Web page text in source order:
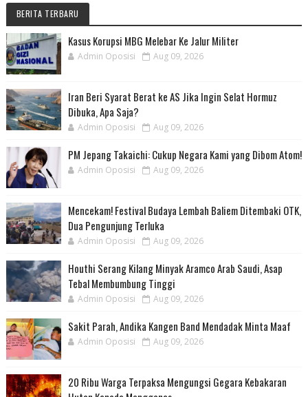
BERITA TERBARU
Kasus Korupsi MBG Melebar Ke Jalur Militer
Admin Oposisi Aug 09, 2026
Iran Beri Syarat Berat ke AS Jika Ingin Selat Hormuz
Dibuka, Apa Saja?
Admin Oposisi Aug 09, 2026
PM Jepang Takaichi: Cukup Negara Kami yang Dibom Atom!
Admin Oposisi Aug 09, 2026
Mencekam! Festival Budaya Lembah Baliem Ditembaki OTK,
Dua Pengunjung Terluka
Admin Oposisi Aug 09, 2026
Houthi Serang Kilang Minyak Aramco Arab Saudi, Asap
Tebal Membumbung Tinggi
Admin Oposisi Aug 09, 2026
Sakit Parah, Andika Kangen Band Mendadak Minta Maaf
Admin Oposisi Aug 09, 2026
20 Ribu Warga Terpaksa Mengungsi Gegara Kebakaran